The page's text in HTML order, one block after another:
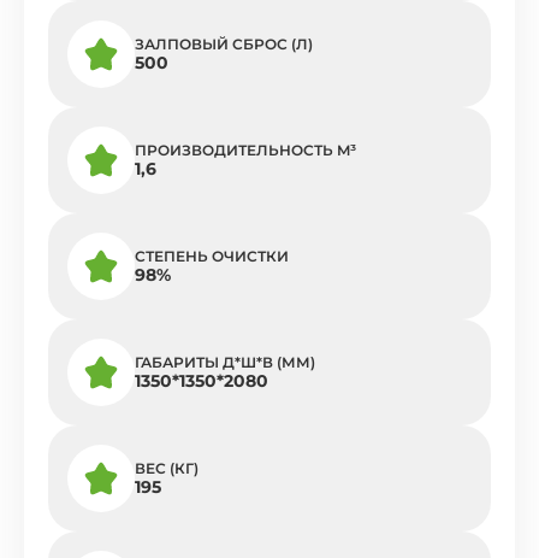
ЗАЛПОВЫЙ СБРОС (Л)
500
ПРОИЗВОДИТЕЛЬНОСТЬ M³
1,6
СТЕПЕНЬ ОЧИСТКИ
98%
ГАБАРИТЫ Д*Ш*В (ММ)
1350*1350*2080
ВЕС (КГ)
195